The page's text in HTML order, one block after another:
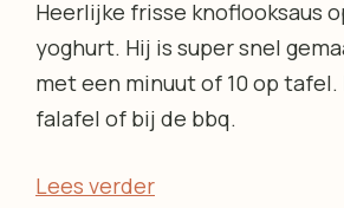
Heerlijke frisse knoflooksaus
yoghurt. Hij is super snel
met een minuut of 10 op tafel.
falafel of bij de bbq.
Lees verder